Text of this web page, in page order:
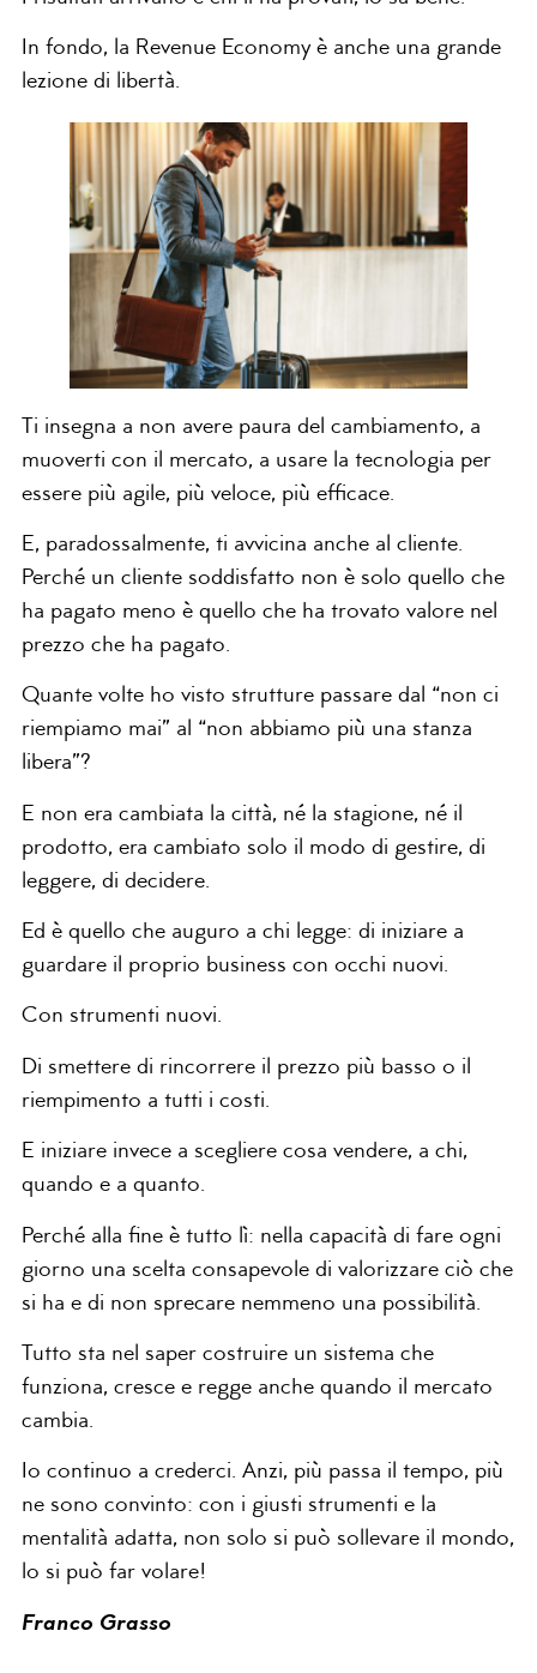
In fondo, la Revenue Economy è anche una grande
lezione di libertà.
Ti insegna a non avere paura del cambiamento, a
muoverti con il mercato, a usare la tecnologia per
essere più agile, più veloce, più efficace.
E, paradossalmente, ti avvicina anche al cliente.
Perché un cliente soddisfatto non è solo quello che
ha pagato meno è quello che ha trovato valore nel
prezzo che ha pagato.
Quante volte ho visto strutture passare dal “non ci
riempiamo mai” al “non abbiamo più una stanza
libera”?
E non era cambiata la città, né la stagione, né il
prodotto, era cambiato solo il modo di gestire, di
leggere, di decidere.
Ed è quello che auguro a chi legge: di iniziare a
guardare il proprio business con occhi nuovi.
Con strumenti nuovi.
Di smettere di rincorrere il prezzo più basso o il
riempimento a tutti i costi.
E iniziare invece a scegliere cosa vendere, a chi,
quando e a quanto.
Perché alla fine è tutto lì: nella capacità di fare ogni
giorno una scelta consapevole di valorizzare ciò che
si ha e di non sprecare nemmeno una possibilità.
Tutto sta nel saper costruire un sistema che
funziona, cresce e regge anche quando il mercato
cambia.
Io continuo a crederci. Anzi, più passa il tempo, più
ne sono convinto: con i giusti strumenti e la
mentalità adatta, non solo si può sollevare il mondo,
lo si può far volare!
Franco Grasso